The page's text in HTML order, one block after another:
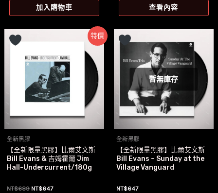
加入購物車
格：
價
格：
查看內容
特價
全新黑膠
【全新限量黑膠】比爾艾文斯
Bill Evans & 吉姆霍爾 Jim
Hall-Undercurrent/180g
NT$689 原
NT$647目
暫無庫存
全新黑膠
【全新限量黑膠】比爾艾文斯
Bill Evans – Sunday at the
Village Vanguard
NT$647